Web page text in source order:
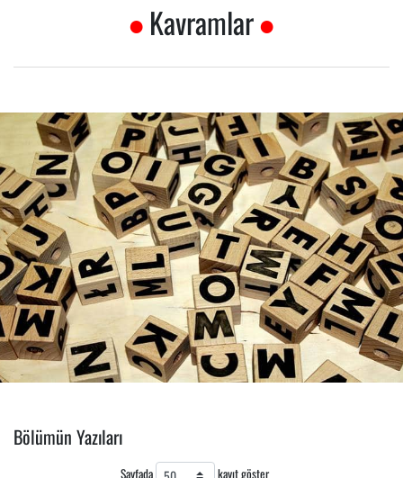
Kavramlar
Bölümün Yazıları
Sayfada kayıt göster